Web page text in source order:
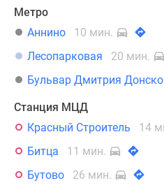
Метро
Аннино
10 мин.
Лесопарковая
20 мин.
Бульвар Дмитрия
Станция МЦД
Красный Строитель
14
Битца
11 мин.
Бутово
26 мин.